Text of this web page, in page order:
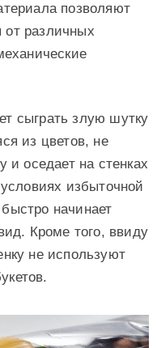
позволяют
различных
сыграть злую шутку
из цветов, не
и оседает на стенках
избыточной
начинает
Кроме того, ввиду
не используют